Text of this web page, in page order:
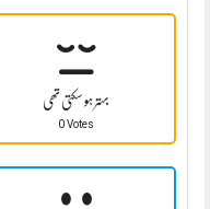
بہتر ہو سکتی تھی
0 Votes